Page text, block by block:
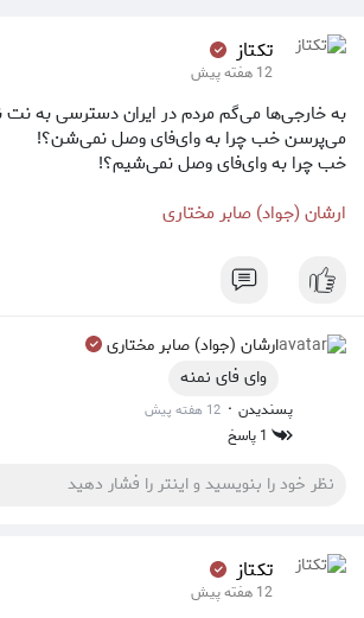
تکتاز ‌
12 هفته پیش
به خارجی‌ها می‌گم مردم در ایران دسترسی به نت
می‌پرسن خب چرا به وای‌فای وصل نمی‌شن؟!
خب چرا به وای‌فای وصل نمی‌شیم؟!
ارشان (جواد) صابر مختاری
ارشان (جواد) صابر مختاری
وای فای نمنه
پسندیدن · 12 هفته پیش
تکتاز ‌
12 هفته پیش